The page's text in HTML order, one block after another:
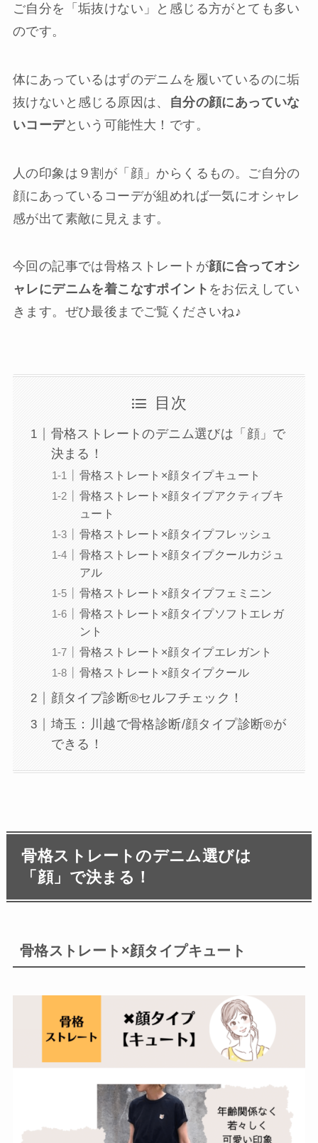
ご自分を「垢抜けない」と感じる方がとても多い
のです。
体にあっているはずのデニムを履いているのに垢
抜けないと感じる原因は、
自分の顔にあっていな
いコーデという可能性大！です。
人の印象は９割が「顔」からくるもの。ご自分の
顔にあっているコーデが組めれば一気にオシャレ
感が出て素敵に見えます。
今回の記事では骨格ストレートが顔に合ってオシ
ャレにデニムを着こなすポイント をお伝えしてい
きます。ぜひ最後までご覧くださいね♪
目次
骨格ストレートのデニム選びは「顔」で
決まる！
骨格ストレート×顔タイプキュート
骨格ストレート×顔タイプアクティブキ
ュート
骨格ストレート×顔タイプフレッシュ
骨格ストレート×顔タイプクールカジュ
アル
骨格ストレート×顔タイプフェミニン
骨格ストレート×顔タイプソフトエレガ
ント
骨格ストレート×顔タイプエレガント
骨格ストレート×顔タイプクール
顔タイプ診断®️セルフチェック！
埼玉：川越で骨格診断/顔タイプ診断®︎が
できる！
骨格ストレートのデニム選びは
「顔」で決まる！
骨格ストレート×顔タイプキュート